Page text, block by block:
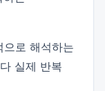
로 해석하는
실제 반복